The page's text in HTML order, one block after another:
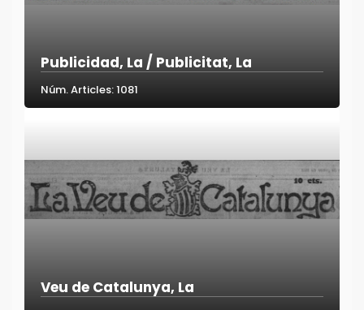
Publicidad, La / Publicitat, La
Núm. Articles: 1081
Veu de Catalunya, La